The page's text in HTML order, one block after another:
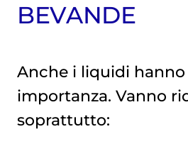
BEVANDE
Anche i liquidi hanno
importanza. Vanno
soprattutto: